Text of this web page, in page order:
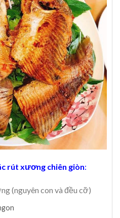
rút xương chiên giòn:
(nguyên con và đều cỡ)